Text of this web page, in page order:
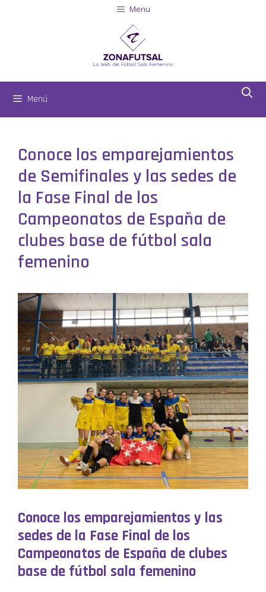
Menu
Menú
Conoce los emparejamientos
de Semifinales y las sedes de
la Fase Final de los
Campeonatos de España de
clubes base de fútbol sala
femenino
Conoce los emparejamientos y las
sedes de la Fase Final de los
Campeonatos de España de clubes
base de fútbol sala femenino